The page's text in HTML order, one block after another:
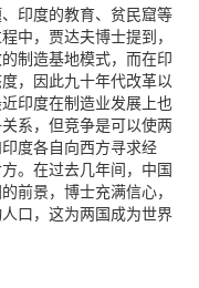
印度的教育、贫民窟等
中，贾达夫博士提到，
制造基地模式，而在印
，因此九十年代改革以
印度在制造业发展上也
系，但竞争是可以使两
度各自向西方寻求经
。在过去几年间，中国
前景，博士充满信心，
口，这为两国成为世界